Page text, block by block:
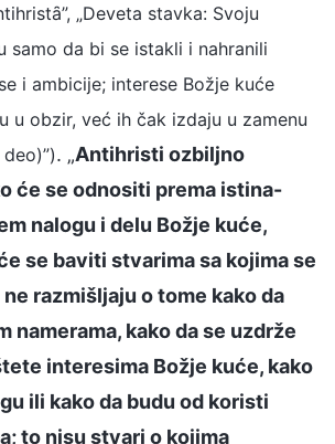
„Deveta stavka: Svoju
samo da bi se istakli i nahranili
i ambicije; interese Božje kuće
u obzir, već ih čak izdaju u zamenu
. „Antihristi ozbiljno
će se odnositi prema istina-
nalogu i delu Božje kuće,
se baviti stvarima sa kojima se
razmišljaju o tome kako da
namerama, kako da se uzdrže
interesima Božje kuće, kako
ili kako da budu od koristi
to nisu stvari o kojima